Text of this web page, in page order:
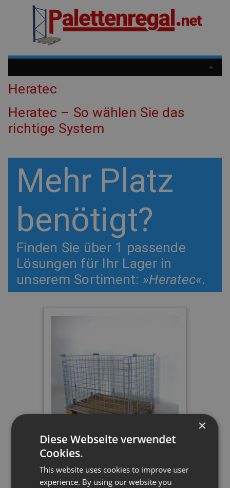
≡
Heratec
Heratec – So wählen Sie das
richtige System
Mehr Platz
benötigt?
Finden Sie über 1 passende
Lösungen für Ihr Lager in
unserem Sortiment: »Heratec«.
Gitterbox/Palettenaufsatz
×
Diese Webseite verwendet
Cookies.
This website uses cookies to improve user
experience. By using our website you